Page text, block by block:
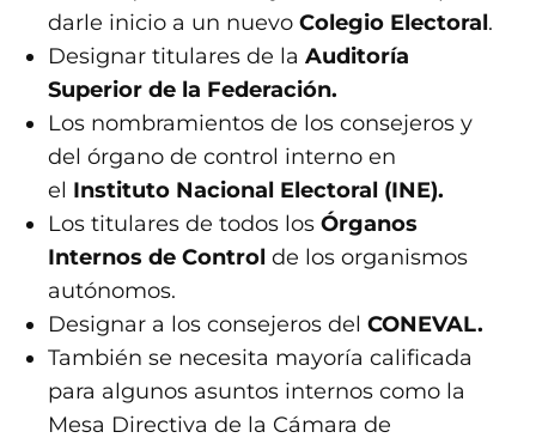
darle inicio a un nuevoColegio Electoral.
Designar titulares de laAuditoría
Superior de la Federación.
Los nombramientos de los consejeros y
del órgano de control interno en
el Instituto Nacional Electoral (INE).
Los titulares de todos losÓrganos
Internos de Control de los organismos
autónomos.
Designar a los consejeros delCONEVAL.
También se necesita mayoría calificada
para algunos asuntos internos como la
Mesa Directiva de la Cámara de